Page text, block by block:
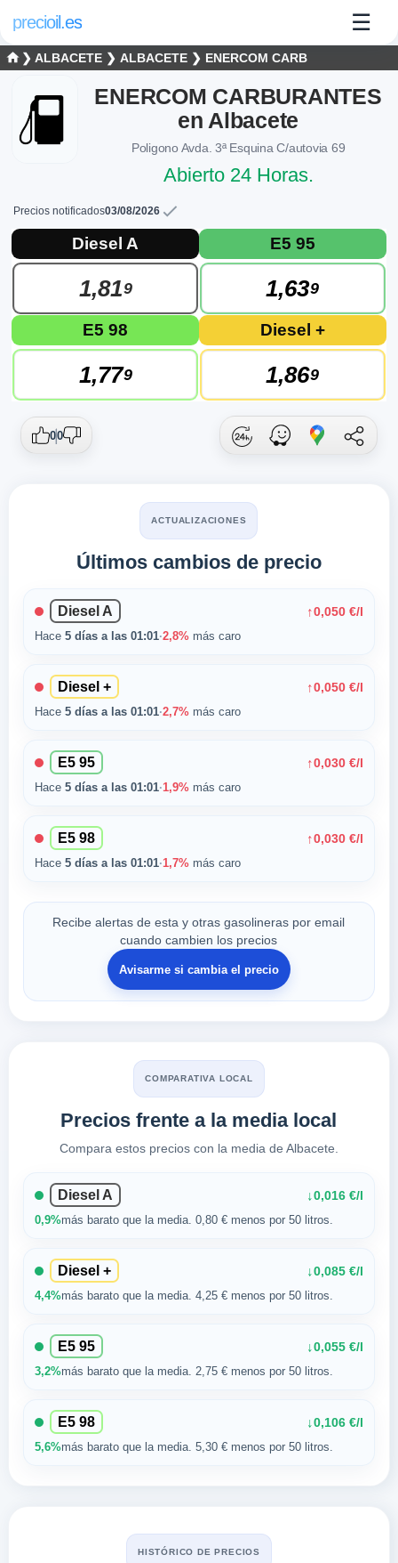
precioil.es ☰
❯ ALBACETE ❯ ALBACETE ❯ ENERCOM CARB
ENERCOM CARBURANTES
en Albacete
Poligono Avda. 3ª Esquina C/autovia 69
Abierto 24 Horas.
Precios notificados03/08/2026
Precios actuales de combustibles en
Consulta los precios actuales de la gasolinera ENERCOM
Diesel A
1,819
E5 95
1,639
E5 98
1,779
Diesel +
1,869
00
ACTUALIZACIONES
Últimos cambios de precio
Diesel A ↑0,050 €/l
Hace 5 días a las 01:01·2,8%más caro
Diesel + ↑0,050 €/l
Hace 5 días a las 01:01·2,7%más caro
E5 95 ↑0,030 €/l
Hace 5 días a las 01:01·1,9%más caro
E5 98 ↑0,030 €/l
Hace 5 días a las 01:01·1,7%más caro
Recibe alertas de esta y otras gasolineras por email
cuando cambien los precios
Avisarme si cambia el precio
COMPARATIVA LOCAL
Precios frente a la media local
Compara estos precios con la media de Albacete.
Diesel A ↓0,016 €/l
0,9%más barato que la media. 0,80 € menos por 50 litros.
Diesel + ↓0,085 €/l
4,4%más barato que la media. 4,25 € menos por 50 litros.
E5 95 ↓0,055 €/l
3,2%más barato que la media. 2,75 € menos por 50 litros.
E5 98 ↓0,106 €/l
5,6%más barato que la media. 5,30 € menos por 50 litros.
HISTÓRICO DE PRECIOS